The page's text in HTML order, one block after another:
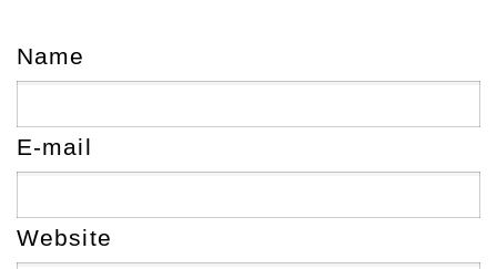
Name
E-mail
Website